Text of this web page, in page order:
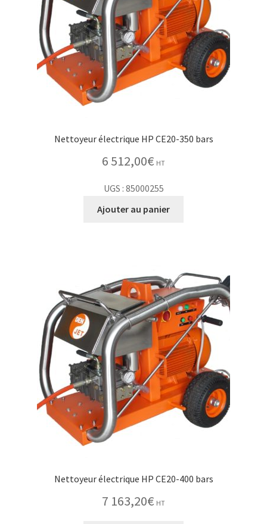
Nettoyeur électrique HP CE20-350 bars
6 512,00€ HT
UGS : 85000255
Ajouter au panier
Nettoyeur électrique HP CE20-400 bars
7 163,20€ HT